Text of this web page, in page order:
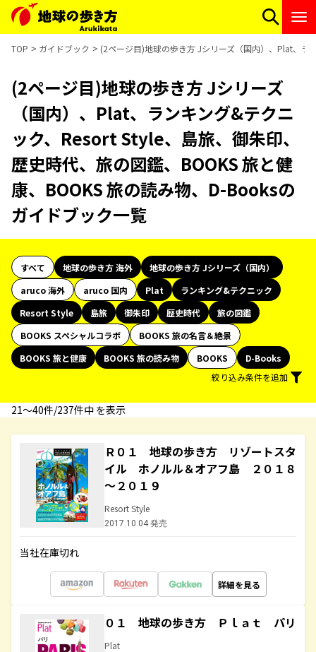
TOP ガイドブック (2ページ目)地球の歩き方 Jシリーズ（国内）、Plat、ラ
(2ページ目)地球の歩き方 Jシリーズ
（国内）、Plat、ランキング&テクニ
ック、Resort Style、島旅、御朱印、
歴史時代、旅の図鑑、BOOKS 旅と健
康、BOOKS 旅の読み物、D-Booksの
ガイドブック一覧
すべて 地球の歩き方 海外
地球の歩き方 Jシリーズ（国内）
aruco 海外
aruco 国内 Plat
ランキング&テクニック
Resort Style
島旅 御朱印 歴史時代
旅の図鑑
BOOKS スペシャルコラボ
BOOKS 旅の名言＆絶景
BOOKS 旅と健康
BOOKS 旅の読み物 BOOKS
D-Books
絞り込み条件を追加
21〜40件/237件中 を表示
Ｒ０１ 地球の歩き方 リゾートスタ
イル ホノルル＆オアフ島 ２０１８
～２０１９
Resort Style
2017.10.04 発売
当社在庫切れ
詳細を見る
０１ 地球の歩き方 Ｐｌａｔ パリ
Plat